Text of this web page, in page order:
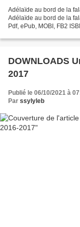
Adélaïde au bord de la
Adélaïde au bord de la
Pdf, ePub, MOBI, FB2
DOWNLOADS Un
2017
Publié le 06/10/2021 à
Par ssylyleb